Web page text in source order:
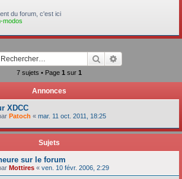
du forum, c'est ici
modos
Rechercher
7 sujets • Page 1 sur 1
Annonces
XDCC
Patoch « mar. 11 oct. 2011, 18:25
Sujets
sur le forum
Mottires « ven. 10 févr. 2006, 2:29